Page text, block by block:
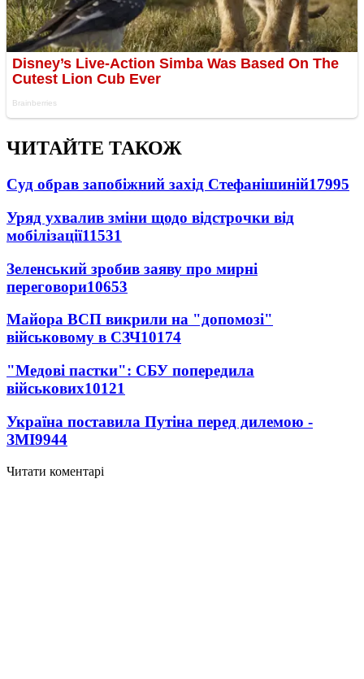
ЧИТАЙТЕ ТАКОЖ
Суд обрав запобіжний захід Стефанішиній17995
Уряд ухвалив зміни щодо відстрочки від
мобілізації11531
Зеленський зробив заяву про мирні
переговори10653
Майора ВСП викрили на "допомозі"
військовому в СЗЧ10174
"Медові пастки": СБУ попередила
військових10121
Україна поставила Путіна перед дилемою -
ЗМІ9944
Читати коментарі